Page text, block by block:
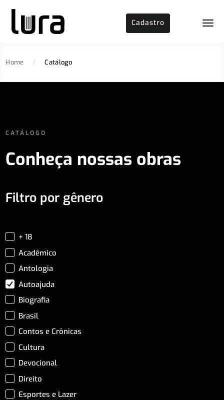
Cadastro
Home / Catálogo
CATÁLOGO
Conheça nossas obras
Filtro por gênero
+ 18
Acadêmico
Antologia
Autoajuda
Biografia
Brasil
Contos e Crônicas
Cultura
Devocional
Direito
Esportes e Lazer